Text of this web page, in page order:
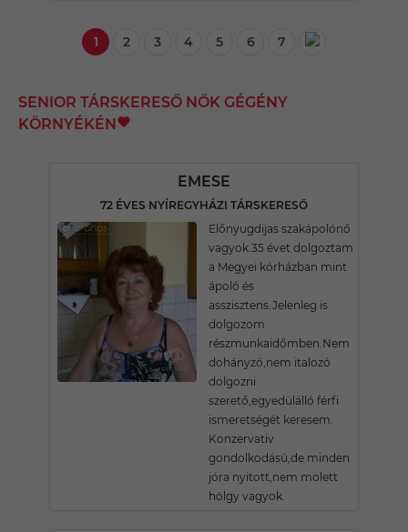
1 2 3 4 5 6 7
SENIOR TÁRSKERESŐ NŐK GÉGÉNY
KÖRNYÉKÉN
EMESE
72 ÉVES NYÍREGYHÁZI TÁRSKERESŐ
Előnyugdijas szakápolónő
vagyok.35 évet dolgoztam
a Megyei kórházban mint
ápoló és
asszisztens.Jelenleg is
dolgozom
részmunkaidőmben.Nem
dohányzó,nem italozó
dolgozni
szerető,egyedülálló férfi
ismeretségét keresem.
Konzervativ
gondolkodású,de minden
jóra nyitott,nem molett
hölgy vagyok.